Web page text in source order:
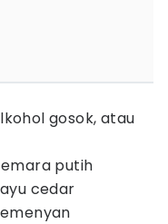
gosok, atau
putih
cedar